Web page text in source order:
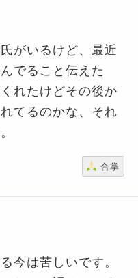
がいるけど、最近
でること伝えた
れたけどその後か
てるのかな、それ
合掌
今は苦しいです。